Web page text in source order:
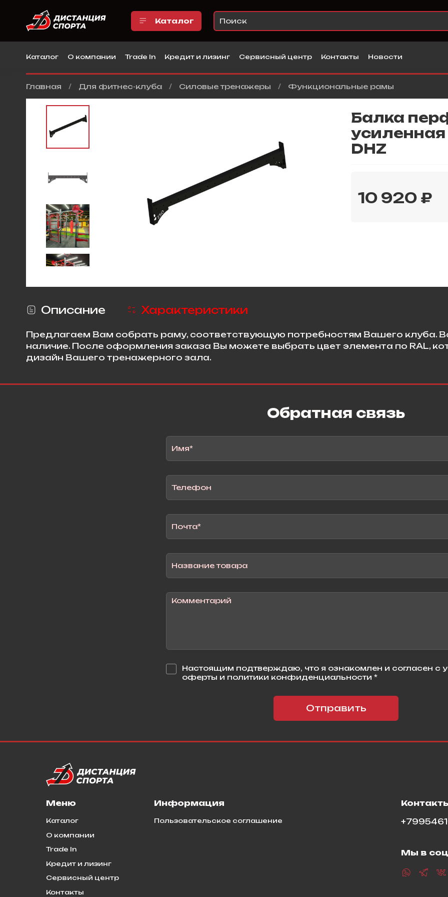
Каталог
Каталог О компании Trade In Кредит и лизинг Сервисный центр Контакты Новости
Главная Для фитнес-клуба Силовые тренажеры Функциональные рамы
Балка
DHZ
10 920 ₽
Описание Характеристики
Предлагаем Вам собрать раму, соответствующую потребностям Вашего клуба.
наличие. После оформления заказа Вы можете выбрать цвет элемента по RAL,
дизайн Вашего тренажерного зала.
Обратная связь
Настоящим подтверждаю, что я ознакомлен и согласен с
оферты и политики конфиденциальности *
Отправить
Меню
Каталог
О компании
Trade In
Кредит и лизинг
Сервисный центр
Контакты
Информация
Пользовательское соглашение
Мы в